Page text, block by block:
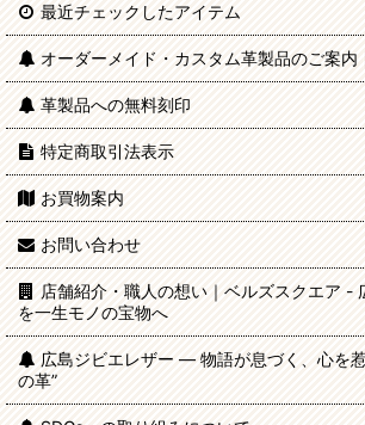
最近チェックしたアイテム
オーダーメイド・カスタム革製品のご案内
革製品への無料刻印
特定商取引法表示
お買物案内
お問い合わせ
店舗紹介・職人の想い｜ベルズスクエア -
を一生モノの宝物へ
広島ジビエレザー — 物語が息づく、心を
の革”